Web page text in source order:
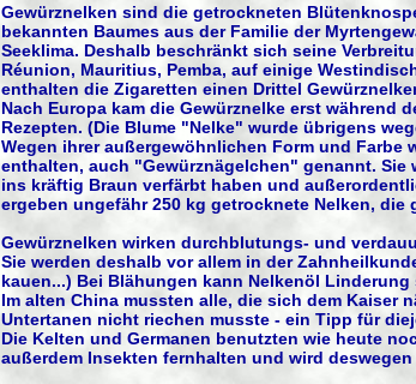
Gewürznelken sind die getrockneten
bekannten Baumes aus der Familie der
Seeklima. Deshalb beschränkt sich seine
Réunion, Mauritius, Pemba, auf einige
enthalten die Zigaretten einen Drittel
Nach Europa kam die Gewürznelke erst während
Rezepten. (Die Blume "Nelke" wurde übrigens
Wegen ihrer außergewöhnlichen Form und
enthalten, auch "Gewürznägelchen" genannt.
ins kräftig Braun verfärbt haben und
ergeben ungefähr 250 kg getrocknete Nelken,
Gewürznelken wirken durchblutungs- und
Sie werden deshalb vor allem in der
kauen...) Bei Blähungen kann Nelkenöl Linderung
Im alten China mussten alle, die sich dem Kaiser
Untertanen nicht riechen musste - ein Tipp für
Die Kelten und Germanen benutzten wie heute
außerdem Insekten fernhalten und wird